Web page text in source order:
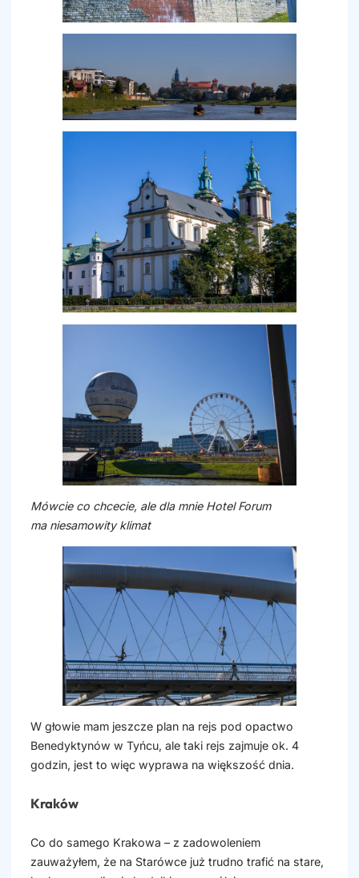
Mówcie co chcecie, ale dla mnie Hotel Forum
ma niesamowity klimat
W głowie mam jeszcze plan na rejs pod opactwo
Benedyktynów w Tyńcu, ale taki rejs zajmuje ok. 4
godzin, jest to więc wyprawa na większość dnia.
Kraków
Co do samego Krakowa – z zadowoleniem
zauważyłem, że na Starówce już trudno trafić na stare,